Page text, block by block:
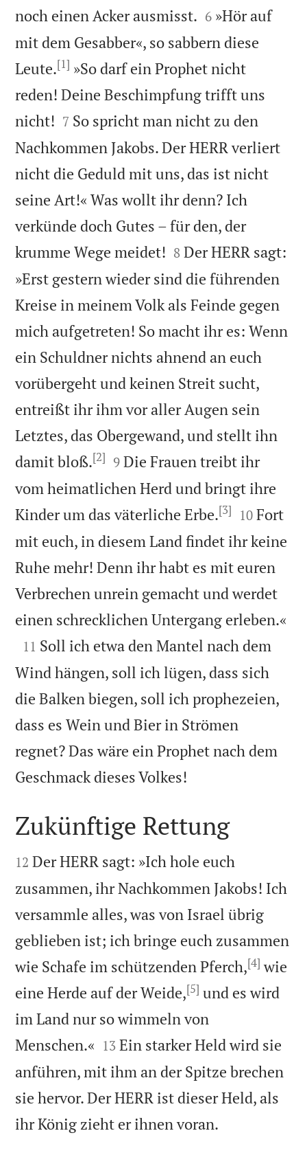
noch einen Acker ausmisst. 

6 »Hör auf
mit dem Gesabber«, so sabbern diese
Leute.[1] »So darf ein Prophet nicht
reden! Deine Beschimpfung trifft uns
nicht! 

7 So spricht man nicht zu den
Nachkommen Jakobs. Der HERR verliert
nicht die Geduld mit uns, das ist nicht
seine Art!« Was wollt ihr denn? Ich
verkünde doch Gutes – für den, der
krumme Wege meidet! 

8 Der HERR sagt:
»Erst gestern wieder sind die führenden
Kreise in meinem Volk als Feinde gegen
mich aufgetreten! So macht ihr es: Wenn
ein Schuldner nichts ahnend an euch
vorübergeht und keinen Streit sucht,
entreißt ihr ihm vor aller Augen sein
Letztes, das Obergewand, und stellt ihn
damit bloß.[2] 

9 Die Frauen treibt ihr
vom heimatlichen Herd und bringt ihre
Kinder um das väterliche Erbe.[3] 

10 Fort
mit euch, in diesem Land findet ihr keine
Ruhe mehr! Denn ihr habt es mit euren
Verbrechen unrein gemacht und werdet
einen schrecklichen Untergang erleben.«

11 Soll ich etwa den Mantel nach dem
Wind hängen, soll ich lügen, dass sich
die Balken biegen, soll ich prophezeien,
dass es Wein und Bier in Strömen
regnet? Das wäre ein Prophet nach dem
Geschmack dieses Volkes!

Zukünftige Rettung

12 Der HERR sagt: »Ich hole euch
zusammen, ihr Nachkommen Jakobs! Ich
versammle alles, was von Israel übrig
geblieben ist; ich bringe euch zusammen
wie Schafe im schützenden Pferch,[4] wie
eine Herde auf der Weide,[5] und es wird
im Land nur so wimmeln von
Menschen.« 

13 Ein starker Held wird sie
anführen, mit ihm an der Spitze brechen
sie hervor. Der HERR ist dieser Held, als
ihr König zieht er ihnen voran.